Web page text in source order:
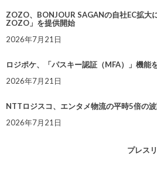
ZOZO、BONJOUR SAGANの自社EC拡
ZOZO」を提供開始
2026年7月21日
ロジポケ、「パスキー認証（MFA）」機能
2026年7月21日
NTTロジスコ、エンタメ物流の平時5倍の
2026年7月21日
プレス